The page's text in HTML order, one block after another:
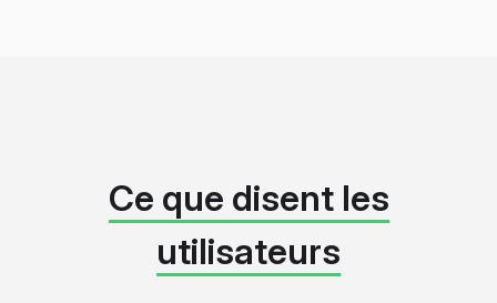
Ce que disent les
utilisateurs